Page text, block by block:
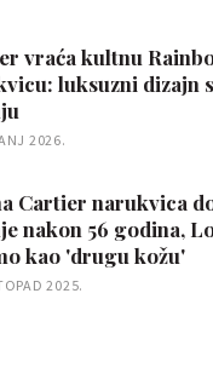
vraća kultnu
luksuzni dizajn
2026.
Cartier narukvica
nakon 56 godina,
kao 'drugu kožu'
2025.